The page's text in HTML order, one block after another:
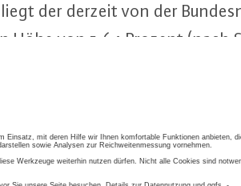
der derzeit von der
Höhe von 5,64 Prozent (nach
Re­gu­lie­rungs­be­hör­de wie
aktuell deutlich höhere
Ver­schlech­te­rung der
so Kapferer.